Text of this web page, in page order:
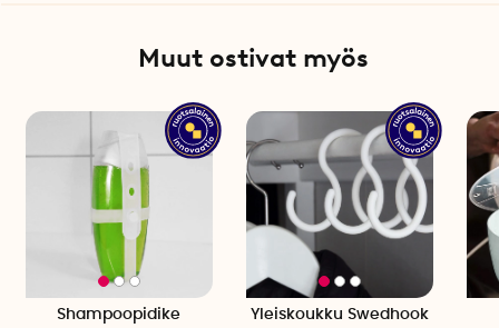
Muut ostivat myös
Shampoopidike
Yleiskoukku Swedhook